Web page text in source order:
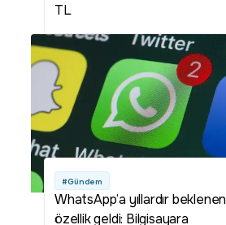
TL
#Gündem
WhatsApp’a yıllardır beklenen
özellik geldi: Bilgisayara